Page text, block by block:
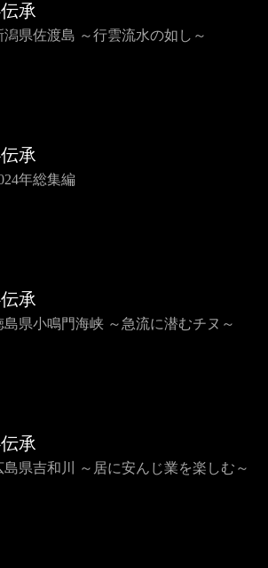
承
潟県佐渡島 ～行雲流水の如し～
承
年総集編
承
島県小鳴門海峡 ～急流に潜むチヌ～
承
島県吉和川 ～居に安んじ業を楽しむ～